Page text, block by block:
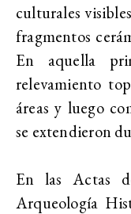
culturales
fragmentos
En aquella
relevamiento
áreas y luego
se extendieron
En las Actas
Arqueología